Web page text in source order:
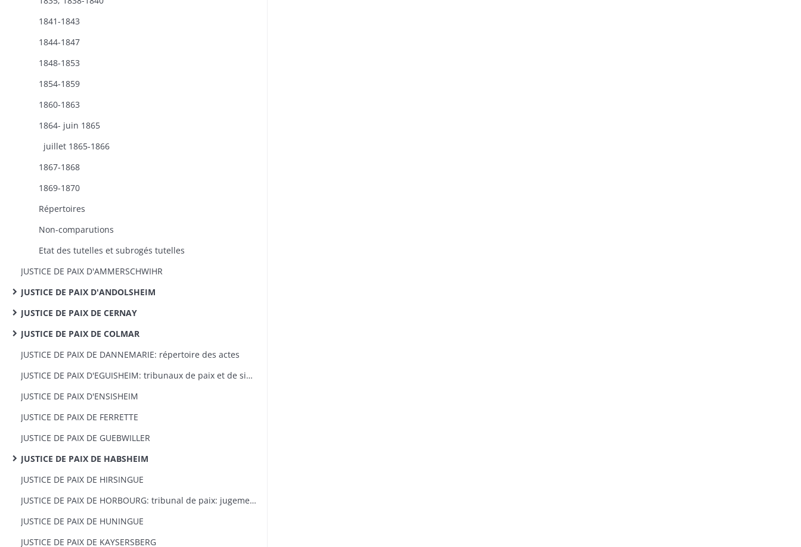
1841-1843
1844-1847
1848-1853
1854-1859
1860-1863
1864- juin 1865
juillet 1865-1866
1867-1868
1869-1870
Répertoires
Non-comparutions
Etat des tutelles et subrogés tutelles
JUSTICE DE PAIX D'AMMERSCHWIHR
JUSTICE DE PAIX D'ANDOLSHEIM
JUSTICE DE PAIX DE CERNAY
JUSTICE DE PAIX DE COLMAR
JUSTICE DE PAIX DE DANNEMARIE: répertoire des actes
JUSTICE DE PAIX D'EGUISHEIM: tribunaux de paix et de simple police: jugements et actes civils
JUSTICE DE PAIX D'ENSISHEIM
JUSTICE DE PAIX DE FERRETTE
JUSTICE DE PAIX DE GUEBWILLER
JUSTICE DE PAIX DE HABSHEIM
JUSTICE DE PAIX DE HIRSINGUE
JUSTICE DE PAIX DE HORBOURG: tribunal de paix: jugements et actes civils
JUSTICE DE PAIX DE HUNINGUE
JUSTICE DE PAIX DE KAYSERSBERG